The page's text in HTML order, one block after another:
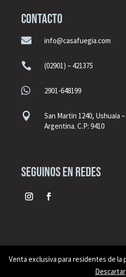
Venta exclusiva para residentes de la
Descartar
CONTACTO
 info@casafuegia.com
 (02901) – 421375
 2901-648199

San Martin 1240, Ushuaia
Argentina. C.P: 9410
seguinos en redes
Sitio desarrollado por